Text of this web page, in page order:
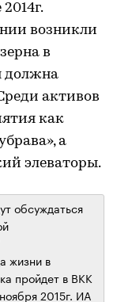
возникли
в
должна
активов
как
а
элеваторы.
обсуждаться
жизни в
пройдет в ВКК
2015г. ИА